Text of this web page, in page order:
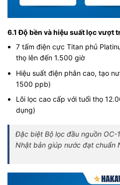
6.1 Độ bền và hiệu suất lọc vượt
7 tấm điện cực Titan phủ
thọ lên đến 1.500 giờ
Hiệu suất điện phân cao, tạo
1500 ppb)
Lõi lọc cao cấp với tuổi thọ
dụng)
Đặc biệt Bộ lọc đầu nguồn
Nhật bản giúp nước đạt chuẩn